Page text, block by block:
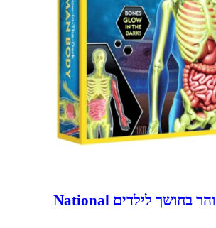
ערכת גוף האדם זוהר בחושך לילדים National
Geographic Glow in